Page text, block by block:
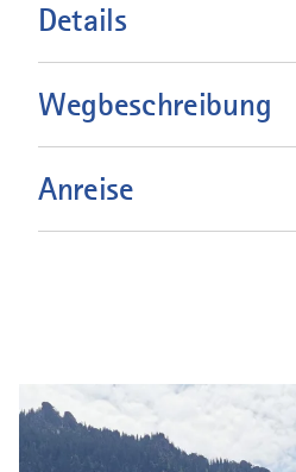
Details
Wegbeschreibung
Anreise